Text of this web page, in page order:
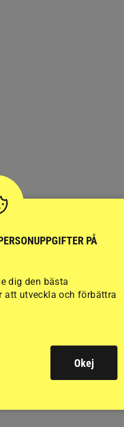
PÅ
dig den bästa
att utveckla och förbättra
Okej